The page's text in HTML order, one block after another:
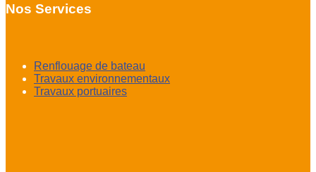
Nos Services
Renflouage de bateau
Travaux environnementaux
Travaux portuaires